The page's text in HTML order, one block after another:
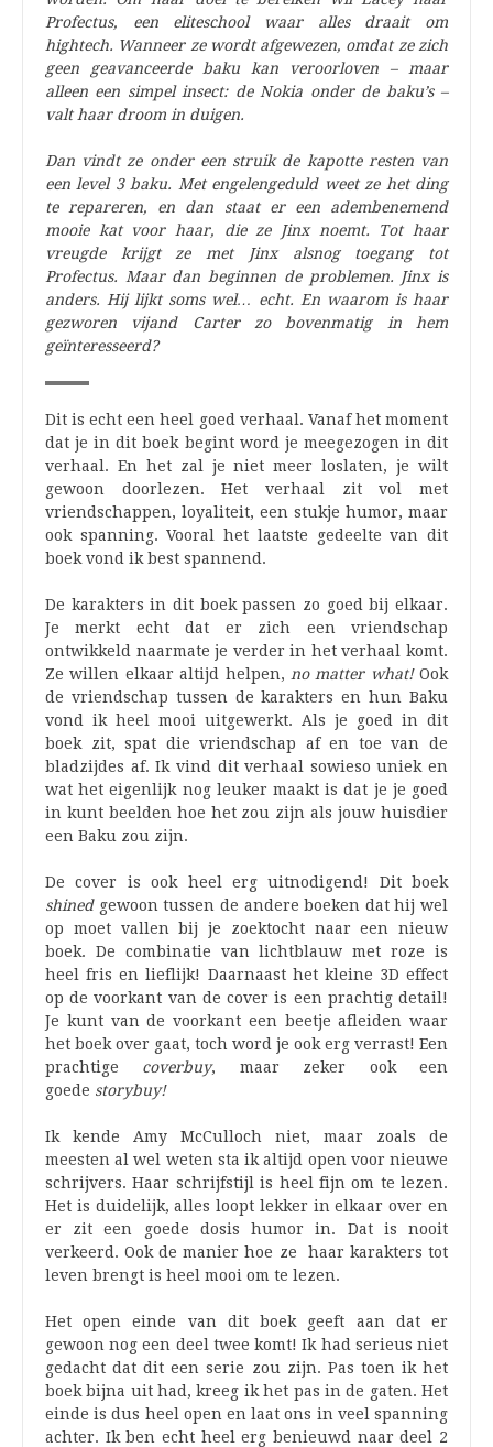
Profectus, een eliteschool waar alles draait om
hightech. Wanneer ze wordt afgewezen, omdat ze zich
geen geavanceerde baku kan veroorloven – maar
alleen een simpel insect: de Nokia onder de baku’s –
valt haar droom in duigen.
Dan vindt ze onder een struik de kapotte resten van
een level 3 baku. Met engelengeduld weet ze het ding
te repareren, en dan staat er een adembenemend
mooie kat voor haar, die ze Jinx noemt. Tot haar
vreugde krijgt ze met Jinx alsnog toegang tot
Profectus. Maar dan beginnen de problemen. Jinx is
anders. Hij lijkt soms wel… echt. En waarom is haar
gezworen vijand Carter zo bovenmatig in hem
geïnteresseerd?
Dit is echt een heel goed verhaal. Vanaf het moment
dat je in dit boek begint word je meegezogen in dit
verhaal. En het zal je niet meer loslaten, je wilt
gewoon doorlezen. Het verhaal zit vol met
vriendschappen, loyaliteit, een stukje humor, maar
ook spanning. Vooral het laatste gedeelte van dit
boek vond ik best spannend.
De karakters in dit boek passen zo goed bij elkaar.
Je merkt echt dat er zich een vriendschap
ontwikkeld naarmate je verder in het verhaal komt.
Ze willen elkaar altijd helpen, no matter what!Ook
de vriendschap tussen de karakters en hun Baku
vond ik heel mooi uitgewerkt. Als je goed in dit
boek zit, spat die vriendschap af en toe van de
bladzijdes af. Ik vind dit verhaal sowieso uniek en
wat het eigenlijk nog leuker maakt is dat je je goed
in kunt beelden hoe het zou zijn als jouw huisdier
een Baku zou zijn.
De cover is ook heel erg uitnodigend! Dit boek
shinedgewoon tussen de andere boeken dat hij wel
op moet vallen bij je zoektocht naar een nieuw
boek. De combinatie van lichtblauw met roze is
heel fris en lieflijk! Daarnaast het kleine 3D effect
op de voorkant van de cover is een prachtig detail!
Je kunt van de voorkant een beetje afleiden waar
het boek over gaat, toch word je ook erg verrast! Een
prachtige coverbuy, maar zeker ook een
goede storybuy!
Ik kende Amy McCulloch niet, maar zoals de
meesten al wel weten sta ik altijd open voor nieuwe
schrijvers. Haar schrijfstijl is heel fijn om te lezen.
Het is duidelijk, alles loopt lekker in elkaar over en
er zit een goede dosis humor in. Dat is nooit
verkeerd. Ook de manier hoe ze haar karakters tot
leven brengt is heel mooi om te lezen.
Het open einde van dit boek geeft aan dat er
gewoon nog een deel twee komt! Ik had serieus niet
gedacht dat dit een serie zou zijn. Pas toen ik het
boek bijna uit had, kreeg ik het pas in de gaten. Het
einde is dus heel open en laat ons in veel spanning
achter. Ik ben echt heel erg benieuwd naar deel 2